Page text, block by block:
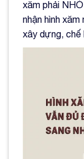
xăm phải
nhận hình
xây dựng,